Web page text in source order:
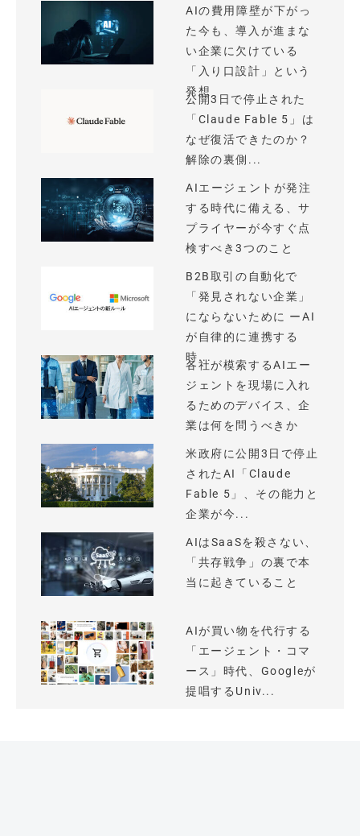
AIの費用障壁が下がっ
た今も、導入が進まな
い企業に欠けている
「入り口設計」という
発想
公開3日で停止された
「Claude Fable 5」は
なぜ復活できたのか？
解除の裏側...
AIエージェントが発注
する時代に備える、サ
プライヤーが今すぐ点
検すべき3つのこと
B2B取引の自動化で
「発見されない企業」
にならないために ーAI
が自律的に連携する
時...
各社が模索するAIエー
ジェントを現場に入れ
るためのデバイス、企
業は何を問うべきか
米政府に公開3日で停止
されたAI「Claude
Fable 5」、その能力と
企業が今...
AIはSaaSを殺さない、
「共存戦争」の裏で本
当に起きていること
AIが買い物を代行する
「エージェント・コマ
ース」時代、Googleが
提唱するUniv...